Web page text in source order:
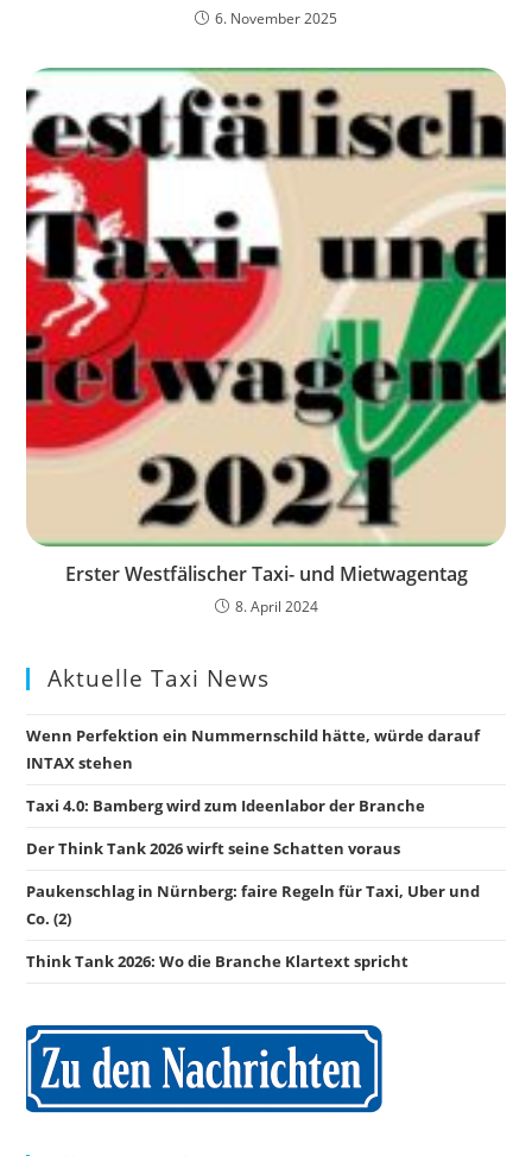
6. November 2025
Erster Westfälischer Taxi- und Mietwagentag
8. April 2024
Aktuelle Taxi News
Wenn Perfektion ein Nummernschild hätte, würde darauf
INTAX stehen
Taxi 4.0: Bamberg wird zum Ideenlabor der Branche
Der Think Tank 2026 wirft seine Schatten voraus
Paukenschlag in Nürnberg: faire Regeln für Taxi, Uber und
Co. (2)
Think Tank 2026: Wo die Branche Klartext spricht